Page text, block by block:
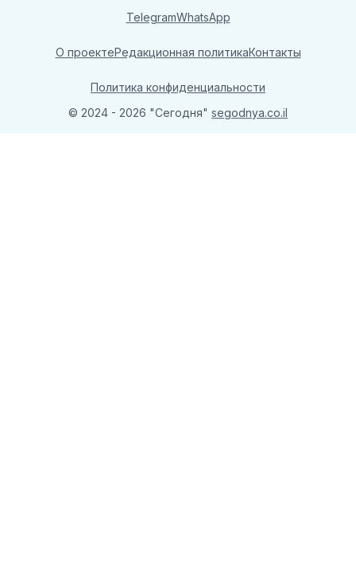
TelegramWhatsApp
О проектеРедакционная политикаКонтакты
Политика конфиденциальности
© 2024 - 2026 "Сегодня" segodnya.co.il